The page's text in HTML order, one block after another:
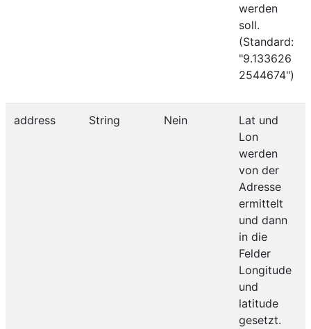
werden
soll.
(Standard:
"9.133626
2544674")
address String Nein
Lat und
Lon
werden
von der
Adresse
ermittelt
und dann
in die
Felder
Longitude
und
latitude
gesetzt.